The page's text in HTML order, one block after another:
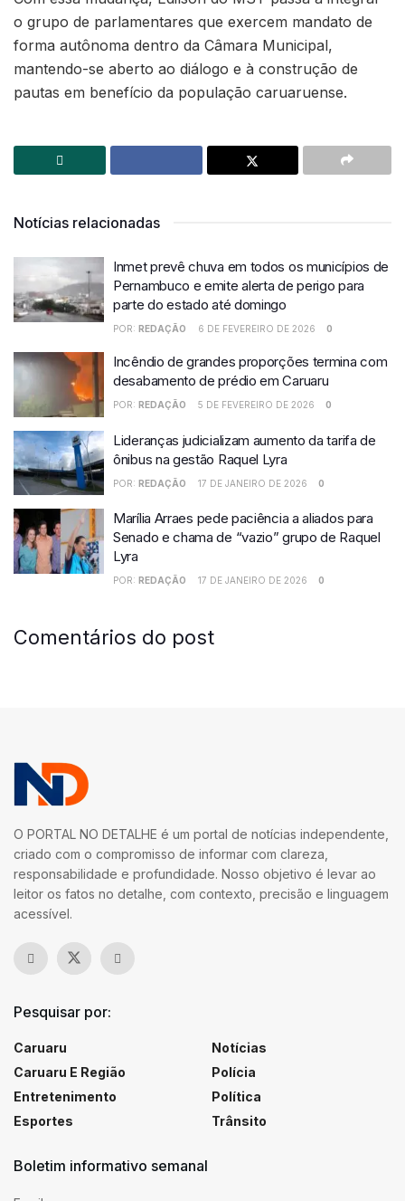
o grupo de parlamentares que exercem mandato de
forma autônoma dentro da Câmara Municipal,
mantendo-se aberto ao diálogo e à construção de
pautas em benefício da população caruaruense.
Notícias relacionadas
Inmet prevê chuva em todos os municípios de
Pernambuco e emite alerta de perigo para
parte do estado até domingo
POR: REDAÇÃO 6 DE FEVEREIRO DE 2026 0
Incêndio de grandes proporções termina com
desabamento de prédio em Caruaru
POR: REDAÇÃO 5 DE FEVEREIRO DE 2026 0
Lideranças judicializam aumento da tarifa de
ônibus na gestão Raquel Lyra
POR: REDAÇÃO 17 DE JANEIRO DE 2026 0
Marília Arraes pede paciência a aliados para
Senado e chama de “vazio” grupo de Raquel
Lyra
POR: REDAÇÃO 17 DE JANEIRO DE 2026 0
Comentários do post
O PORTAL NO DETALHE é um portal de notícias independente,
criado com o compromisso de informar com clareza,
responsabilidade e profundidade. Nosso objetivo é levar ao
leitor os fatos no detalhe, com contexto, precisão e linguagem
acessível.
Pesquisar por:
Caruaru
Caruaru E Região
Entretenimento
Esportes
Notícias
Polícia
Política
Trânsito
Boletim informativo semanal